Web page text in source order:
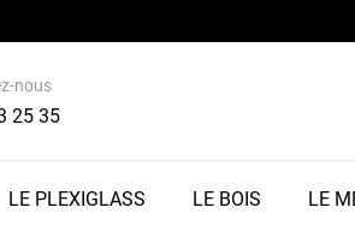
nous
25 35
LE PLEXIGLASS LE BOIS LE